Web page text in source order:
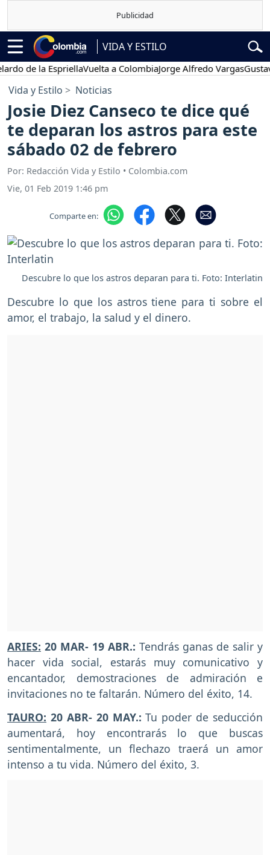
VIDA Y ESTILO
la EspriellaVuelta a ColombiaJorge Alfredo VargasGustavo
Vida y Estilo Noticias
Josie Diez Canseco te dice qué
te deparan los astros para este
sábado 02 de febrero
Por: Redacción Vida y Estilo • Colombia.com
Vie, 01 Feb 2019 1:46 pm
Comparte en:
Descubre lo que los astros deparan para ti. Foto: Interlatin
Descubre lo que los astros tiene para ti sobre el
amor, el trabajo, la salud y el dinero.
ARIES: 20 MAR- 19 ABR.: Tendrás ganas de salir y
hacer vida social, estarás muy comunicativo y
encantador, demostraciones de admiración e
invitaciones no te faltarán. Número del éxito, 14.
TAURO: 20 ABR- 20 MAY.: Tu poder de seducción
aumentará, hoy encontrarás lo que buscas
sentimentalmente, un flechazo traerá un amor
intenso a tu vida. Número del éxito, 3.